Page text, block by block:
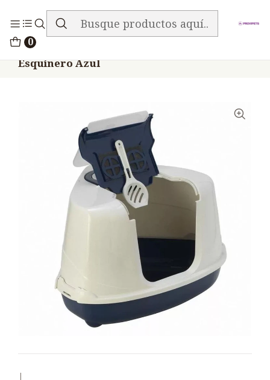
0
ENVIO GRATIS EN TODA LA TIENDA
Esquinero Azul